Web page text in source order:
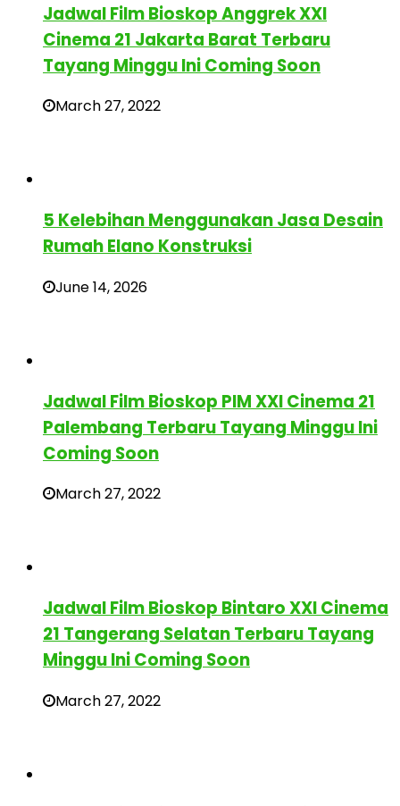
Jadwal Film Bioskop Anggrek XXI
Cinema 21 Jakarta Barat Terbaru
Tayang Minggu Ini Coming Soon
March 27, 2022
5 Kelebihan Menggunakan Jasa Desain
Rumah Elano Konstruksi
June 14, 2026
Jadwal Film Bioskop PIM XXI Cinema 21
Palembang Terbaru Tayang Minggu Ini
Coming Soon
March 27, 2022
Jadwal Film Bioskop Bintaro XXI Cinema
21 Tangerang Selatan Terbaru Tayang
Minggu Ini Coming Soon
March 27, 2022